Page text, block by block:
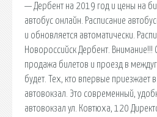
— Дербент на 2019 год и цены на
автобус онлайн. Расписание
и обновляется автоматически.
Новороссийск Дербент.
продажа билетов и проезд в
будет. Тех, кто впервые приезжает
автовокзал. Это современный,
автовокзал ул. Ковтюха, 120